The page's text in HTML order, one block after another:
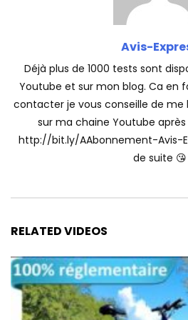
Avis-
Déjà plus de 1000 tests sont
Youtube et sur mon blog. Ca en
contacter je vous conseille de
sur ma chaine Youtube
http://bit.ly/AAbonnement-Avis-
de suite 😘
RELATED VIDEOS